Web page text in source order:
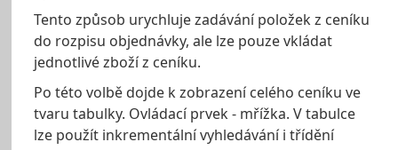
Tento způsob urychluje zadávání položek z ceníku
do rozpisu objednávky, ale lze pouze vkládat
jednotlivé zboží z ceníku.
Po této volbě dojde k zobrazení celého ceníku ve
tvaru tabulky. Ovládací prvek - mřížka. V tabulce
lze použít inkrementální vyhledávání i třídění